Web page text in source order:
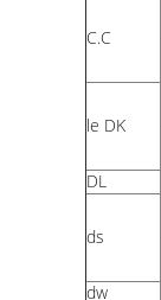
C.C
le DK
DL
ds
dw